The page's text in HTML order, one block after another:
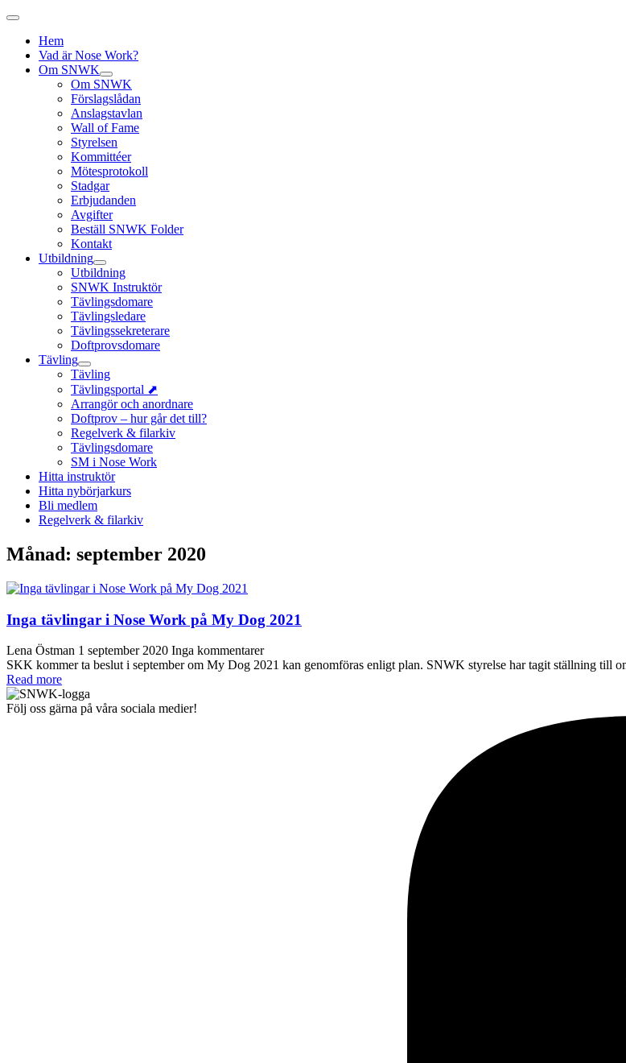
Hem
Vad är Nose Work?
Om SNWK
Om SNWK
Förslagslådan
Anslagstavlan
Wall of Fame
Styrelsen
Kommittéer
Mötesprotokoll
Stadgar
Erbjudanden
Avgifter
Beställ SNWK Folder
Kontakt
Utbildning
Utbildning
SNWK Instruktör
Tävlingsdomare
Tävlingsledare
Tävlingssekreterare
Doftprovsdomare
Tävling
Tävling
Tävlingsportal ⬈
Arrangör och anordnare
Doftprov – hur går det till?
Regelverk & filarkiv
Tävlingsdomare
SM i Nose Work
Hitta instruktör
Hitta nybörjarkurs
Bli medlem
Regelverk & filarkiv
Månad: september 2020
Inga tävlingar i Nose Work på My Dog 2021
Lena Östman 1 september 2020 Inga kommentarer
SKK kommer ta beslut i september om My Dog 2021 kan genomföras enligt plan. SNWK styrelse har tagit ställning till
Read more
Följ oss gärna på våra sociala medier!